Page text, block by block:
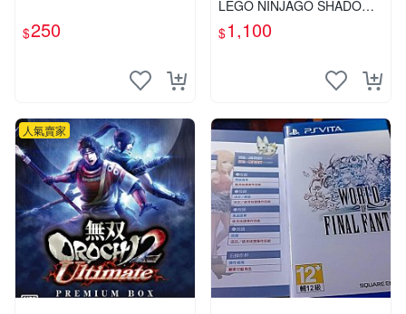
$250
LEGO NINJAGO SHADOW
OF RONIN 英文版
$1,100
人氣賣家